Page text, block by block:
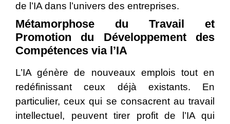
de l’IA dans l’univers des entreprises.
Métamorphose du Travail et
Promotion du Développement des
Compétences via l’IA
L’IA génère de nouveaux emplois tout en
redéfinissant ceux déjà existants. En
particulier, ceux qui se consacrent au travail
intellectuel, peuvent tirer profit de l’IA qui